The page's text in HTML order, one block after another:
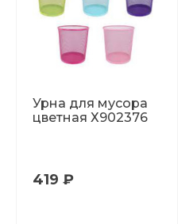
Урна для мусора
цветная Х902376
419 ₽